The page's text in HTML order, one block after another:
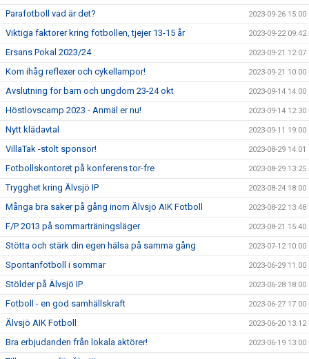
Parafotboll vad är det? 2023-09-26 15:00
Viktiga faktorer kring fotbollen, tjejer 13-15 år 2023-09-22 09:42
Ersans Pokal 2023/24 2023-09-21 12:07
Kom ihåg reflexer och cykellampor! 2023-09-21 10:00
Avslutning för barn och ungdom 23-24 okt 2023-09-14 14:00
Höstlovscamp 2023 - Anmäl er nu! 2023-09-14 12:30
Nytt klädavtal 2023-09-11 19:00
VillaTak -stolt sponsor! 2023-08-29 14:01
Fotbollskontoret på konferens tor-fre 2023-08-29 13:25
Trygghet kring Älvsjö IP 2023-08-24 18:00
Många bra saker på gång inom Älvsjö AIK Fotboll 2023-08-22 13:48
F/P 2013 på sommarträningsläger 2023-08-21 15:40
Stötta och stärk din egen hälsa på samma gång 2023-07-12 10:00
Spontanfotboll i sommar 2023-06-29 11:00
Stölder på Älvsjö IP 2023-06-28 18:00
Fotboll - en god samhällskraft 2023-06-27 17:00
Älvsjö AIK Fotboll 2023-06-20 13:12
Bra erbjudanden från lokala aktörer! 2023-06-19 13:00